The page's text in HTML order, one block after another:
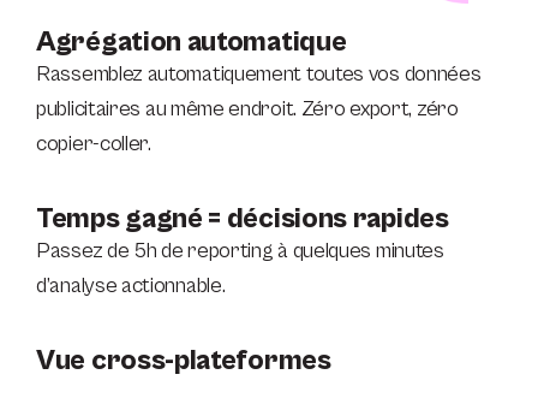
Agrégation automatique
Rassemblez automatiquement toutes vos données
publicitaires au même endroit. Zéro export, zéro
copier-coller.
Temps gagné = décisions rapides
Passez de 5h de reporting à quelques minutes
d’analyse actionnable.
Vue cross-plateformes